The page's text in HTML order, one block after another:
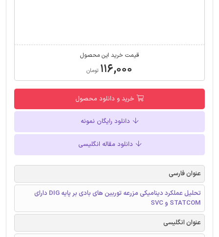
قیمت خرید این محصول
۱۱۶,۰۰۰ تومان
خرید و دانلود محصول
دانلود رایگان نمونه
دانلود مقاله انگلیسی
عنوان فارسی
تحلیل عملکرد دینامیکی مزرعه توربین های بادی بر پایه DIG دارای
STATCOM و SVC
عنوان انگلیسی